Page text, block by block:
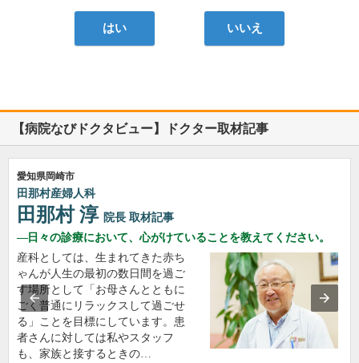
はい いいえ
【病院なびドクタビュー】ドクター取材記事
愛知県岡崎市
田那村産婦人科
田那村 淳 院長 取材記事
日々の診療において、心がけていることを教えてください。
産科としては、生まれてきた赤ち
ゃんが人生の最初の数日間を過ご
す場所として「お母さんとともに
ごく普通にリラックスして過ごせ
る」ことを目標にしています。患
者さんに対しては私やスタッフ
も、家族と接するときの…